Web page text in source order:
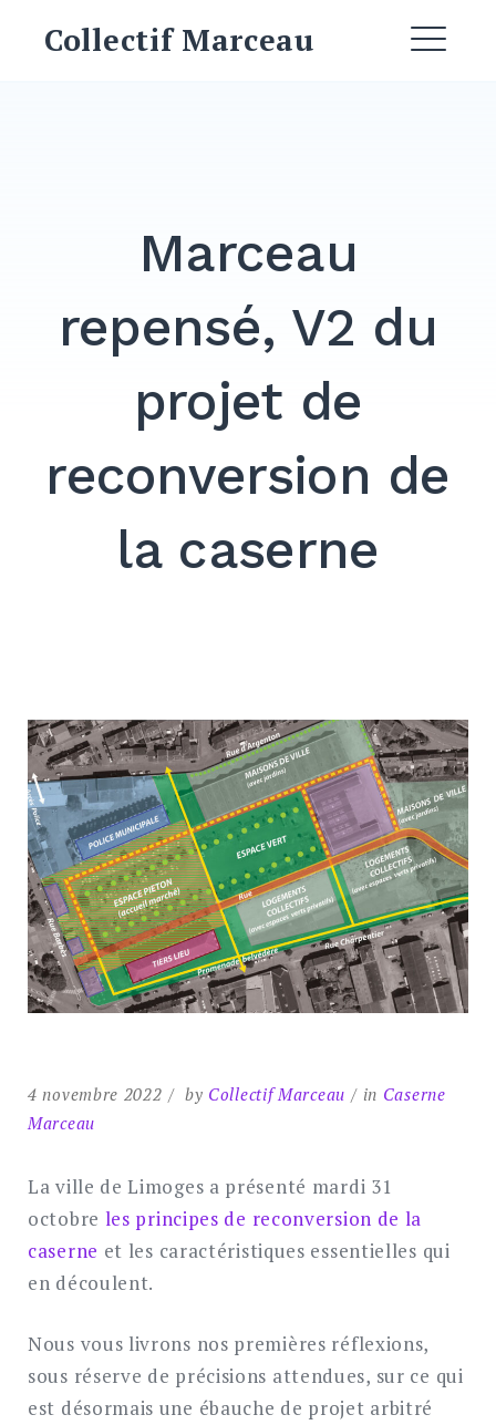
Collectif Marceau
Marceau
repensé, V2 du
projet de
reconversion de
la caserne
4 novembre 2022 by Collectif Marceau in Caserne
Marceau
La ville de Limoges a présenté mardi 31
octobre les principes de reconversion de la
caserne et les caractéristiques essentielles qui
en découlent.
Nous vous livrons nos premières réflexions,
sous réserve de précisions attendues, sur ce qui
est désormais une ébauche de projet arbitré